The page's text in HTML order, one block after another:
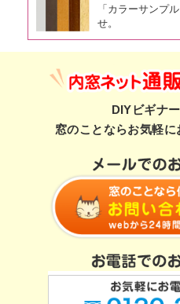
「カラーサンプ
せ。
DIYビギナ
窓のことならお気軽